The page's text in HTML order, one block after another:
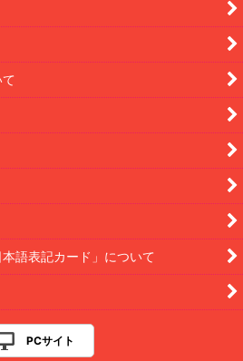
語表記カード」について
PCサイト